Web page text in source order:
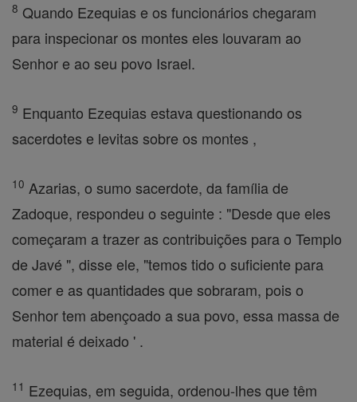
8 Quando Ezequias e os funcionários chegaram
para inspecionar os montes eles louvaram ao
Senhor e ao seu povo Israel.
9 Enquanto Ezequias estava questionando os
sacerdotes e levitas sobre os montes ,
10 Azarias, o sumo sacerdote, da família de
Zadoque, respondeu o seguinte : "Desde que eles
começaram a trazer as contribuições para o Templo
de Javé ", disse ele, "temos tido o suficiente para
comer e as quantidades que sobraram, pois o
Senhor tem abençoado a sua povo, essa massa de
material é deixado ' .
11 Ezequias, em seguida, ordenou-lhes que têm